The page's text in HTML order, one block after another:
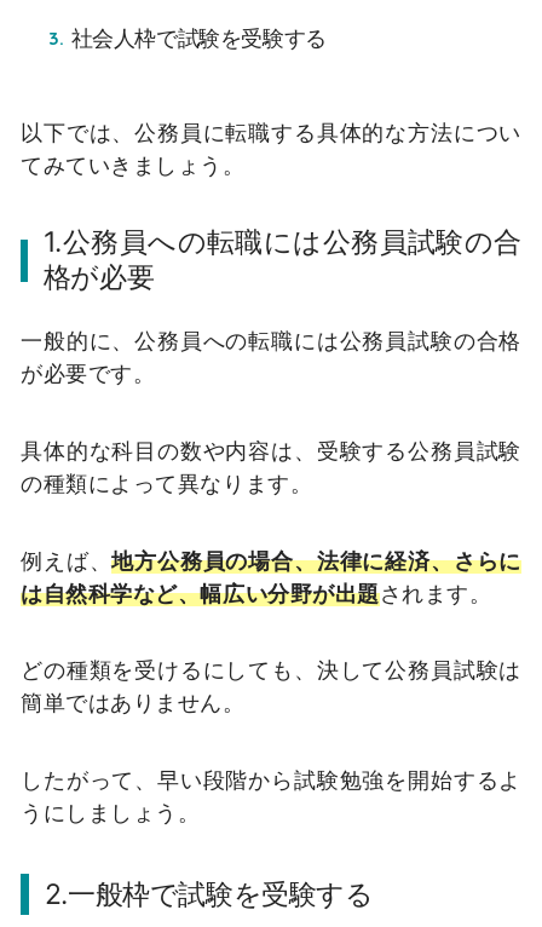
社会人枠で試験を受験する
以下では、公務員に転職する具体的な方法につい
てみていきましょう。
1.公務員への転職には公務員試験の合
格が必要
一般的に、公務員への転職には公務員試験の合格
が必要です。
具体的な科目の数や内容は、受験する公務員試験
の種類によって異なります。
例えば、地方公務員の場合、法律に経済、さらに
は自然科学など、幅広い分野が出題されます。
どの種類を受けるにしても、決して公務員試験は
簡単ではありません。
したがって、早い段階から試験勉強を開始するよ
うにしましょう。
2.一般枠で試験を受験する